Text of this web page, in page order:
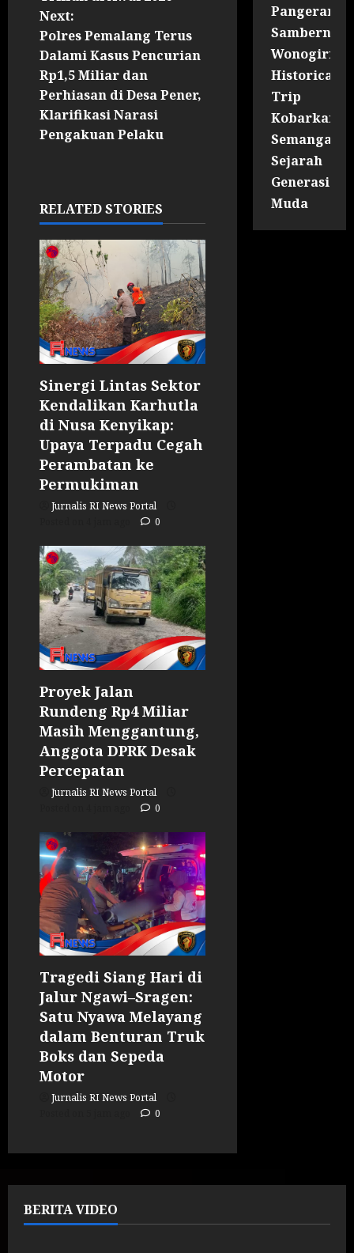
Next:
Polres Pemalang Terus
Dalami Kasus Pencurian
Rp1,5 Miliar dan
Perhiasan di Desa Pener,
Klarifikasi Narasi
Pengakuan Pelaku
RELATED STORIES
Sinergi Lintas Sektor
Kendalikan Karhutla
di Nusa Kenyikap:
Upaya Terpadu Cegah
Perambatan ke
Permukiman
Jurnalis RI News Portal
0
Proyek Jalan
Rundeng Rp4 Miliar
Masih Menggantung,
Anggota DPRK Desak
Percepatan
Jurnalis RI News Portal
0
Tragedi Siang Hari di
Jalur Ngawi–Sragen:
Satu Nyawa Melayang
dalam Benturan Truk
Boks dan Sepeda
Motor
Jurnalis RI News Portal
0
Pangeran
Wonogiri
Historical
Trip
Kobarkan
Semangat
Sejarah
Generasi
Muda
BERITA VIDEO